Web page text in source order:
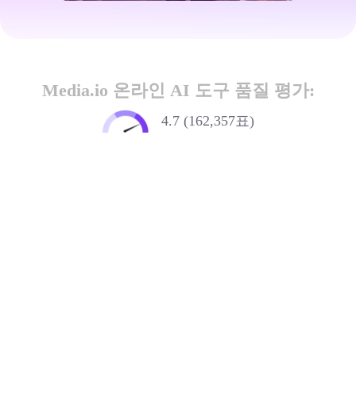
Media.io 온라인 AI 도구 품질 평가:
4.7 (162,357표)